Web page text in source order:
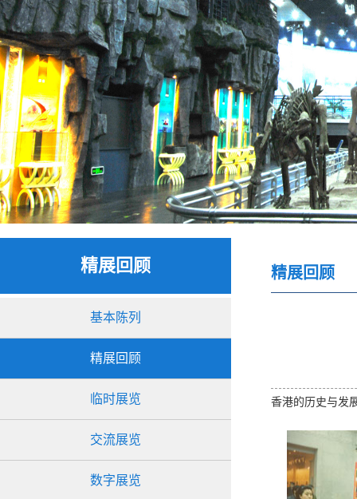
精展回顾
基本陈列
精展回顾
临时展览
交流展览
数字展览
精展回顾
香港的历史与发